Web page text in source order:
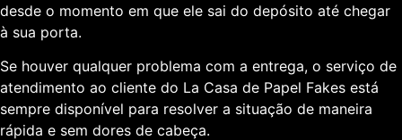
desde o momento em que ele sai do depósito até chegar
à sua porta.
Se houver qualquer problema com a entrega, o serviço de
atendimento ao cliente do La Casa de Papel Fakes está
sempre disponível para resolver a situação de maneira
rápida e sem dores de cabeça.